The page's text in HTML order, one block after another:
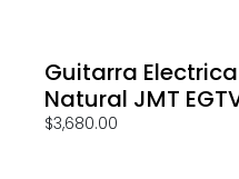
Guitarra
Natural JMT
$3,680.00